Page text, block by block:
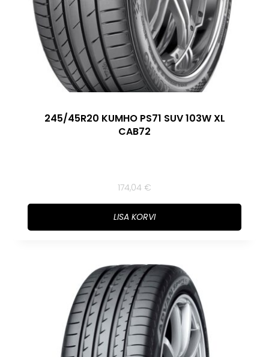
245/45R20 KUMHO PS71 SUV 103W XL
CAB72
174,04 €
LISA KORVI